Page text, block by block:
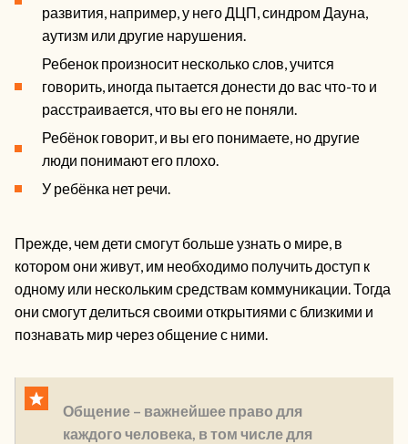
развития, например, у него ДЦП, синдром Дауна,
аутизм или другие нарушения.
Ребенок произносит несколько слов, учится
говорить, иногда пытается донести до вас что-то и
расстраивается, что вы его не поняли.
Ребёнок говорит, и вы его понимаете, но другие
люди понимают его плохо.
У ребёнка нет речи.
Прежде, чем дети смогут больше узнать о мире, в
котором они живут, им необходимо получить доступ к
одному или нескольким средствам коммуникации. Тогда
они смогут делиться своими открытиями с близкими и
познавать мир через общение с ними.
Общение – важнейшее право для
каждого человека, в том числе для